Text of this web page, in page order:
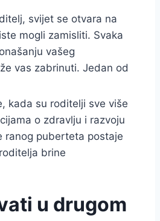
svijet se otvara na
mogli zamisliti. Svaka
vašeg
vas zabrinuti. Jedan od
kada su roditelji sve više
o zdravlju i razvoju
ranog puberteta postaje
brine
u drugom